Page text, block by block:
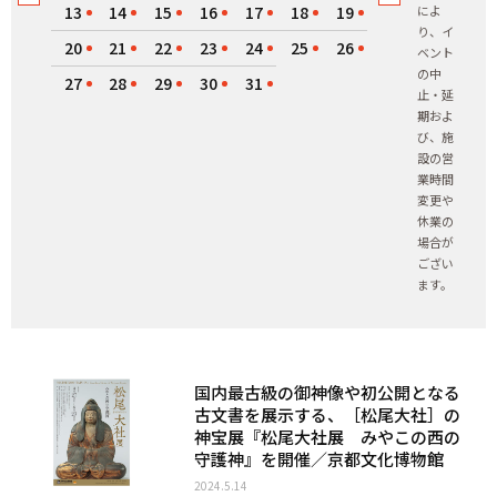
13
14 15 16 17 18
19
20
21 22 23 24 25
26
27
28 29 30 31
によ
り、イ
ベント
の中
止・延
期およ
び、施
設の営
業時間
変更や
休業の
場合が
ござい
ます。
国内最古級の御神像や初公開となる
古文書を展示する、［松尾大社］の
神宝展『松尾大社展 みやこの西の
守護神』を開催／京都文化博物館
2024.5.14